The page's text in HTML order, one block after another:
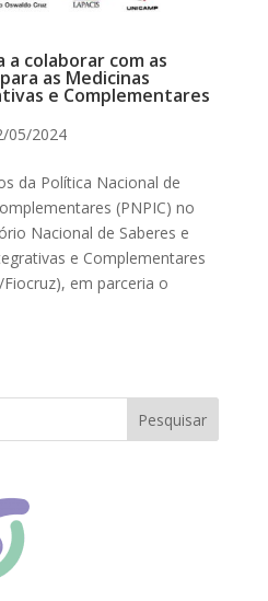
a colaborar com as
as Medicinas
e Complementares
05/2024
da Política Nacional de
(PNPIC) no
Nacional de Saberes e
e Complementares
Fiocruz), em parceria o